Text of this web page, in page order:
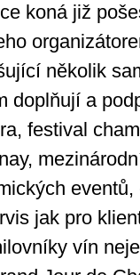
koná již
několik
doplňují a
festival
jak pro
vín